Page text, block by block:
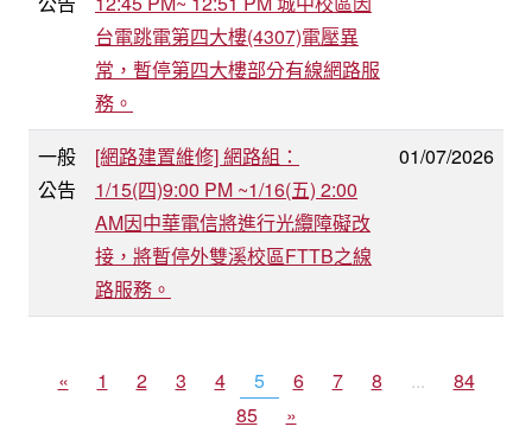
台電跳電第四大樓(4307)電壓異
常，暫停第四大樓部分有線網路服
務。
一般
公告
[網路建置維修] 網路組：
1/15(四)9:00 PM ~1/16(五) 2:00
AM因中華電信將進行光纜障礙改
接，將暫停外雙溪校區FTTB之線
路服務。
01/07/2026
« 1 2 3 4 5 6 7 8 ...
84
85
»